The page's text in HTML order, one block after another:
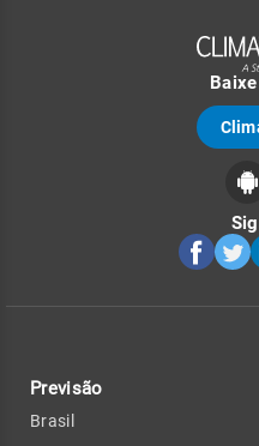
Previsão
Brasil